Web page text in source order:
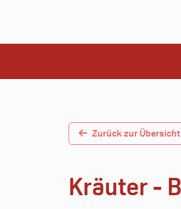
Zurück zur Übersicht
Kräuter -